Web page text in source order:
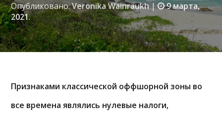
Опубликовано:Veronika Wainraukh|
9 марта,
2021.
Признаками классической оффшорной зоны во
все времена являлись нулевые налоги,